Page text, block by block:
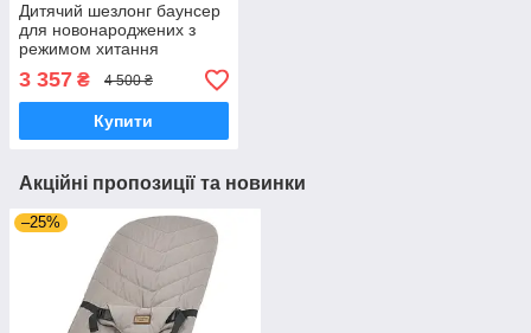
Дитячий шезлонг баунсер
для новонароджених з
режимом хитання
натуральний льон 3
положення спинки до 9 кг
3 357 ₴ 4 500 ₴
Купити
Акційні пропозиції та новинки
–25%